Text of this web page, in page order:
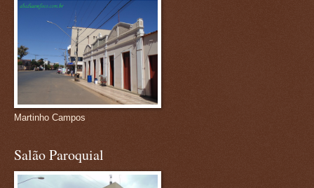
Martinho Campos
Salão Paroquial